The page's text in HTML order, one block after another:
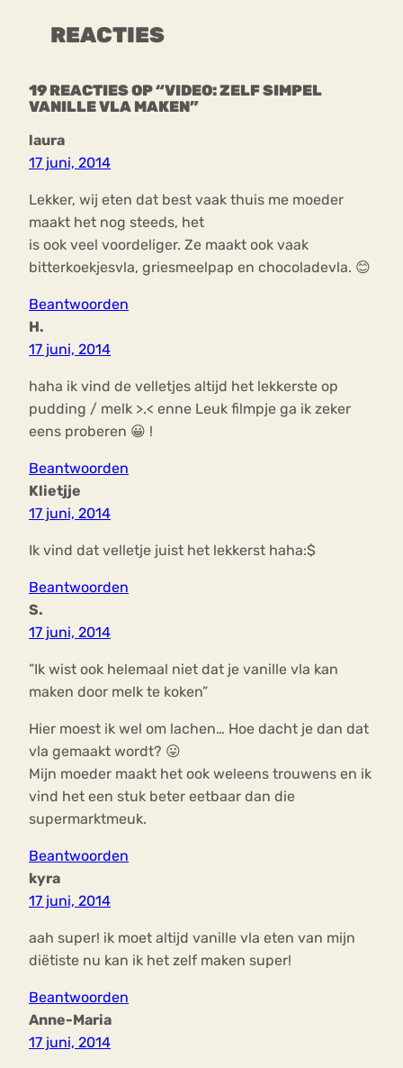
REACTIES
19 REACTIES OP “VIDEO: ZELF SIMPEL
VANILLE VLA MAKEN”
laura
17 juni, 2014
Lekker, wij eten dat best vaak thuis me moeder
maakt het nog steeds, het
is ook veel voordeliger. Ze maakt ook vaak
bitterkoekjesvla, griesmeelpap en chocoladevla. 😊
Beantwoorden
H.
17 juni, 2014
haha ik vind de velletjes altijd het lekkerste op
pudding / melk >.< enne Leuk filmpje ga ik zeker
eens proberen 😀 !
Beantwoorden
Klietjje
17 juni, 2014
Ik vind dat velletje juist het lekkerst haha:$
Beantwoorden
S.
17 juni, 2014
”Ik wist ook helemaal niet dat je vanille vla kan
maken door melk te koken”
Hier moest ik wel om lachen… Hoe dacht je dan dat
vla gemaakt wordt? 😛
Mijn moeder maakt het ook weleens trouwens en ik
vind het een stuk beter eetbaar dan die
supermarktmeuk.
Beantwoorden
kyra
17 juni, 2014
aah super! ik moet altijd vanille vla eten van mijn
diëtiste nu kan ik het zelf maken super!
Beantwoorden
Anne-Maria
17 juni, 2014